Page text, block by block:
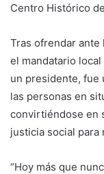
Centro Histórico
Tras ofrendar ante
el mandatario
un presidente, fue
las personas en
convirtiéndose en
justicia social para
“Hoy más que